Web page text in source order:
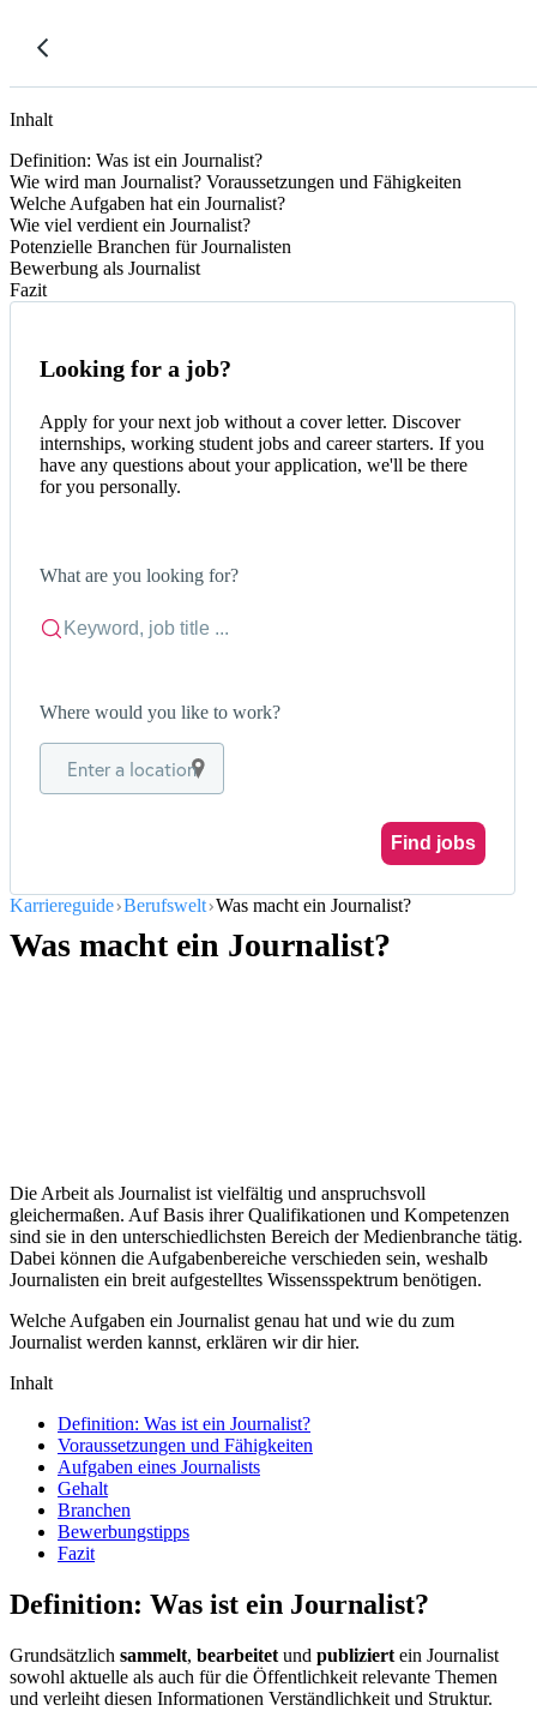
Inhalt
Definition: Was ist ein Journalist?
Wie wird man Journalist? Voraussetzungen und Fähigkeiten
Welche Aufgaben hat ein Journalist?
Wie viel verdient ein Journalist?
Potenzielle Branchen für Journalisten
Bewerbung als Journalist
Fazit
Looking for a job?
Apply for your next job without a cover letter. Discover
internships, working student jobs and career starters. If you
have any questions about your application, we'll be there
for you personally.
What are you looking for?
Where would you like to work?
Enter a location
Find jobs
Karriereguide Berufswelt Was macht ein Journalist?
Was macht ein Journalist?
Die Arbeit als Journalist ist vielfältig und anspruchsvoll
gleichermaßen. Auf Basis ihrer Qualifikationen und Kompetenzen
sind sie in den unterschiedlichsten Bereich der Medienbranche tätig.
Dabei können die Aufgabenbereiche verschieden sein, weshalb
Journalisten ein breit aufgestelltes Wissensspektrum benötigen.
Welche Aufgaben ein Journalist genau hat und wie du zum
Journalist werden kannst, erklären wir dir hier.
Inhalt
Definition: Was ist ein Journalist?
Voraussetzungen und Fähigkeiten
Aufgaben eines Journalists
Gehalt
Branchen
Bewerbungstipps
Fazit
Definition: Was ist ein Journalist?
Grundsätzlich sammelt, bearbeitet und publiziert ein Journalist
sowohl aktuelle als auch für die Öffentlichkeit relevante Themen
und verleiht diesen Informationen Verständlichkeit und Struktur.